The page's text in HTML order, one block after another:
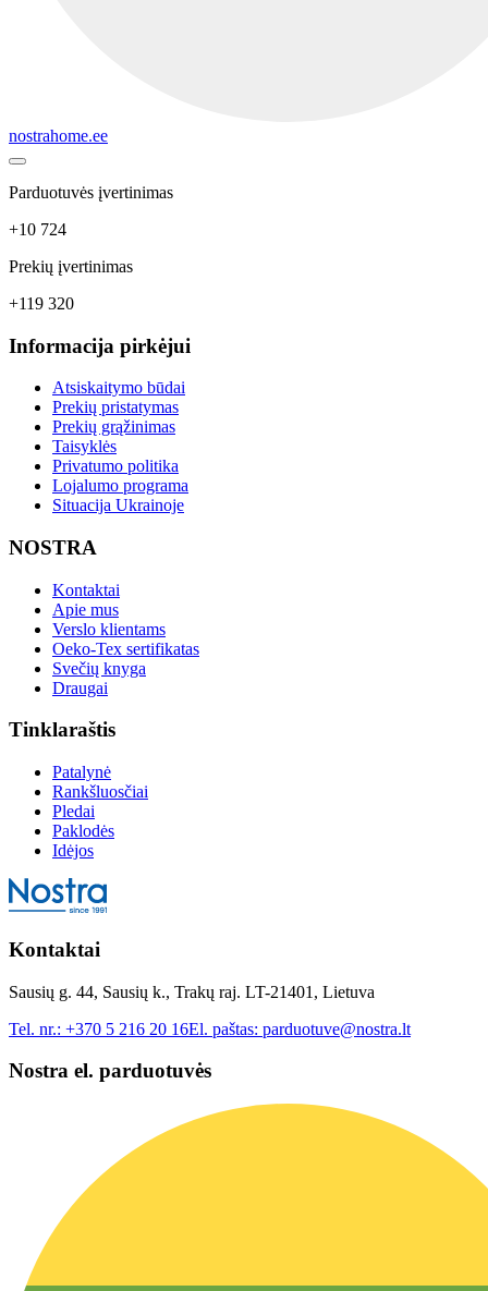
nostrahome.ee
Parduotuvės įvertinimas
+10 724
Prekių įvertinimas
+119 320
Informacija pirkėjui
Atsiskaitymo būdai
Prekių pristatymas
Prekių grąžinimas
Taisyklės
Privatumo politika
Lojalumo programa
Situacija Ukrainoje
NOSTRA
Kontaktai
Apie mus
Verslo klientams
Oeko-Tex sertifikatas
Svečių knyga
Draugai
Tinklaraštis
Patalynė
Rankšluosčiai
Pledai
Paklodės
Idėjos
Kontaktai
Sausių g. 44, Sausių k., Trakų raj. LT-21401, Lietuva
Tel. nr.: +370 5 216 20 16El. paštas: parduotuve@nostra.lt
Nostra el. parduotuvės